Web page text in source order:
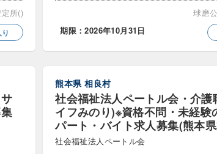
ット導入済み
支援・ママ活躍中
高め 残業ほぼなし
所()
球磨
期限：2026年10月31日
熊本県 相良村
社会福祉法人ペートル会・介護
イフみのり)※資格不問・未経験
パート・バイト求人募集(熊本
社会福祉法人ペートル会